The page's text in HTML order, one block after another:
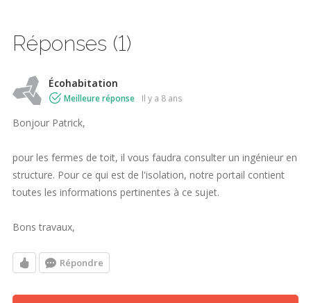
Réponses (1)
Écohabitation
Meilleure réponse il y a 8 ans
Bonjour Patrick,
pour les fermes de toit, il vous faudra consulter un ingénieur en
structure. Pour ce qui est de l'isolation, notre portail contient
toutes les informations pertinentes à ce sujet.
Bons travaux,
Répondre